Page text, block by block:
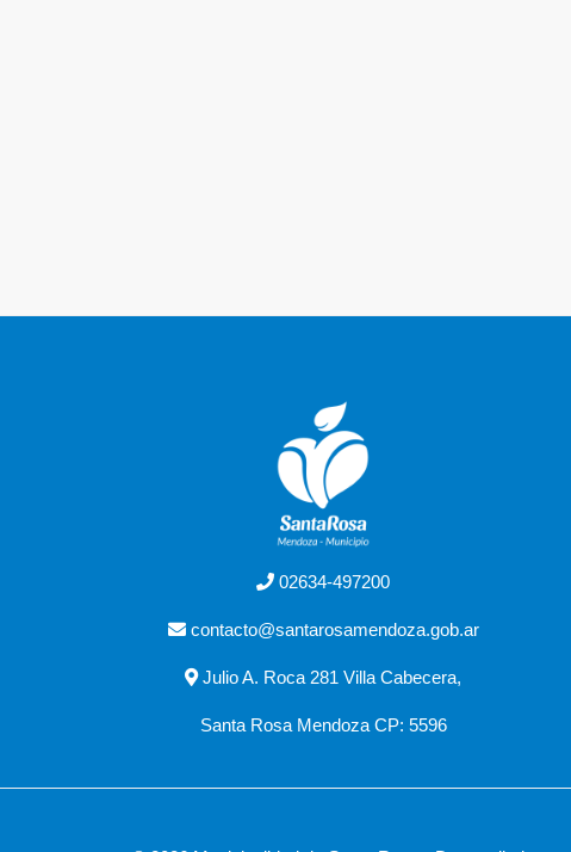
02634-497200
contacto@santarosamendoza.gob.ar
Julio A. Roca 281 Villa Cabecera,
Santa Rosa Mendoza CP: 5596